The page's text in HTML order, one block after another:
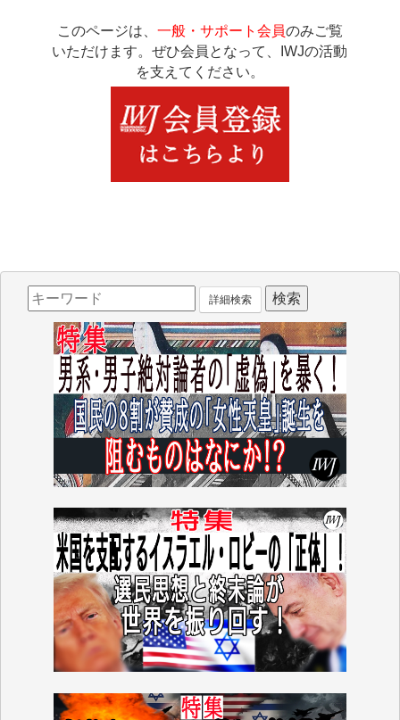
このページは、 一般・サポート会員のみご覧
いただけます。ぜひ会員となって、IWJの活動
を支えてください。
詳細検索